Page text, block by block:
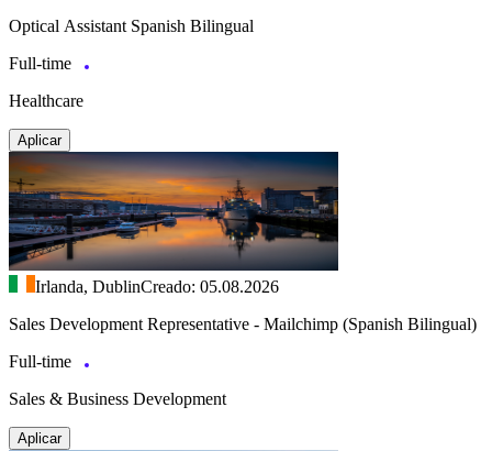
Optical Assistant Spanish Bilingual
Full-time
Healthcare
Aplicar
Irlanda, DublinCreado: 05.08.2026
Sales Development Representative - Mailchimp (Spanish Bilingual)
Full-time
Sales & Business Development
Aplicar